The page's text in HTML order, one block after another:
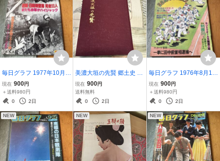
毎日グラフ 1977年10月1
6日号 週刊 日航機墜落 死
者33人 赤軍ハイジャック
現在 900円
＋送料980円
0
2日
美濃大垣の先賢 郷土史 歴
史資料 古書
現在 900円
送料無料
0
2日
毎日グラフ 1976年8月15
日号 さあ甲子園だ ロッキ
ード事件 田中前首相逮捕
現在 900円
＋送料980円
0
2日
NEW NEW NEW